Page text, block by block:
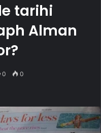
tarihi
Alman
0 0